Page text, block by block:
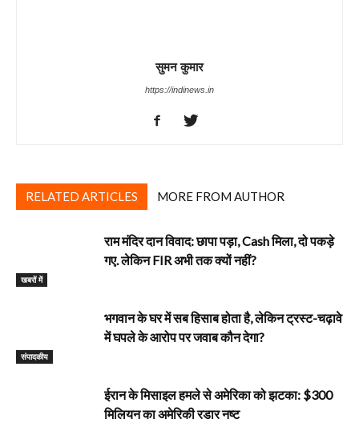
सुमन कुमार
https://indinews.in
RELATED ARTICLES MORE FROM AUTHOR
खबरों में
राम मंदिर दान विवाद: छापा पड़ा, Cash मिला, दो पकड़े
गए. लेकिन FIR अभी तक क्यों नहीं?
‎संपादकीय
भगवान के घर में सब हिसाब होता है, लेकिन ट्रस्ट-चढ़ावे
में घपले के आरोप पर जवाब कौन देगा?
ईरान के मिसाइल हमले से अमेरिका को झटका: $300
मिलियन का अमेरिकी रडार नष्ट